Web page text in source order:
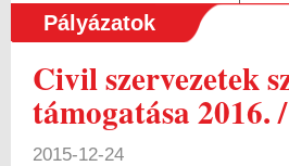
Pályázatok
Civil szervezetek
támogatása 2016.
2015-12-24